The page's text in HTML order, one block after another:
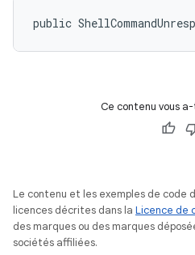
public
Ce contenu vous
Le contenu et les exemples de code
licences décrites dans la Licence de
des marques ou des marques
sociétés affiliées.